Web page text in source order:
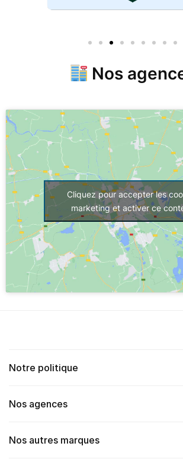
Nos
Cliquez pour accepter les
marketing et activer ce
Notre politique
Nos agences
Nos autres marques